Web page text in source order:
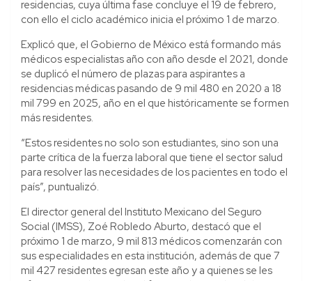
residencias, cuya última fase concluye el 19 de febrero,
con ello el ciclo académico inicia el próximo 1 de marzo.
Explicó que, el Gobierno de México está formando más
médicos especialistas año con año desde el 2021, donde
se duplicó el número de plazas para aspirantes a
residencias médicas pasando de 9 mil 480 en 2020 a 18
mil 799 en 2025, año en el que históricamente se formen
más residentes.
“Estos residentes no solo son estudiantes, sino son una
parte crítica de la fuerza laboral que tiene el sector salud
para resolver las necesidades de los pacientes en todo el
país”, puntualizó.
El director general del Instituto Mexicano del Seguro
Social (IMSS), Zoé Robledo Aburto, destacó que el
próximo 1 de marzo, 9 mil 813 médicos comenzarán con
sus especialidades en esta institución, además de que 7
mil 427 residentes egresan este año y a quienes se les